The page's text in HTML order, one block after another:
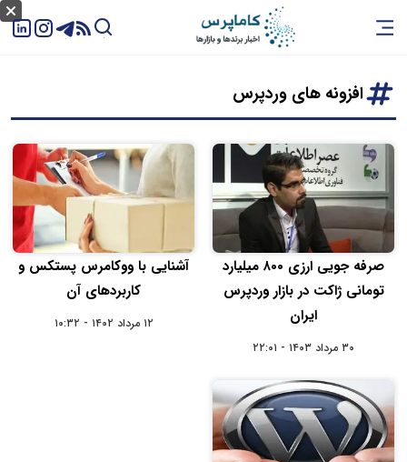
افزونه های وردپرس
صرفه‌ جویی ارزی ۸۰۰ میلیارد
تومانی ژاکت در بازار وردپرس
ایران
۳۰ مرداد ۱۴۰۳ - ۲۲:۰۱
آشنایی با ووکامرس پستکس و
کاربردهای آن
۱۲ مرداد ۱۴۰۲ - ۱۰:۳۲